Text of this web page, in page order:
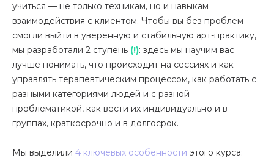
учиться — не только техникам, но и навыкам
взаимодействия с клиентом. Чтобы вы без проблем
смогли выйти в уверенную и стабильную арт-практику,
мы разработали 2 ступень (!): здесь мы научим вас
лучше понимать, что происходит на сессиях и как
управлять терапевтическим процессом, как работать с
разными категориями людей и с разной
проблематикой, как вести их индивидуально и в
группах, краткосрочно и в долгосрок.
Мы выделили 4 ключевых особенности этого курса: